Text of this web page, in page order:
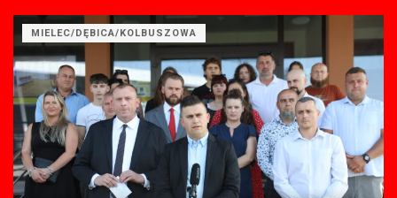
MIELEC/DĘBICA/KOLBUSZOWA